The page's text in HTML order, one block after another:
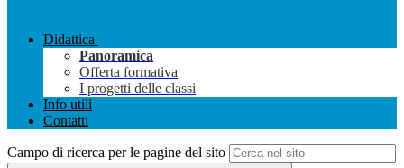
Didattica
Panoramica
Offerta formativa
I progetti delle classi
Info utili
Contatti
Campo di ricerca per le pagine del sito